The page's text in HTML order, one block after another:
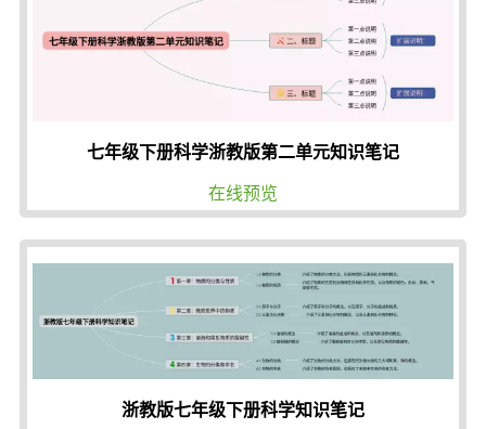
七年级下册科学浙教版第二单元知识笔记
在线预览
浙教版七年级下册科学知识笔记